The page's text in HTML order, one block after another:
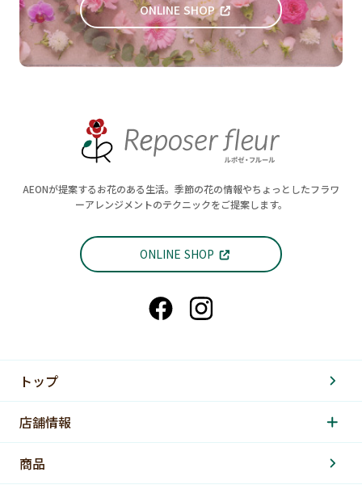
ONLINE SHOP
AEONが提案するお花のある生活。季節の花の情報やちょっとしたフラワ
ーアレンジメントのテクニックをご提案します。
ONLINE SHOP
トップ
店舗情報
商品